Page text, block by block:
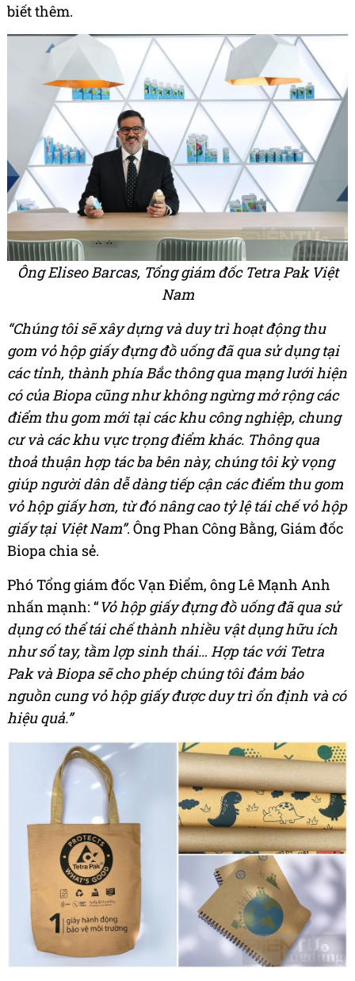
biết thêm.
Ông Eliseo Barcas, Tổng giám đốc Tetra Pak Việt
Nam
“Chúng tôi sẽ xây dựng và duy trì hoạt động thu
gom vỏ hộp giấy đựng đồ uống đã qua sử dụng tại
các tỉnh, thành phía Bắc thông qua mạng lưới hiện
có của Biopa cũng như không ngừng mở rộng các
điểm thu gom mới tại các khu công nghiệp, chung
cư và các khu vực trọng điểm khác. Thông qua
thoả thuận hợp tác ba bên này, chúng tôi kỳ vọng
giúp người dân dễ dàng tiếp cận các điểm thu gom
vỏ hộp giấy hơn, từ đó nâng cao tỷ lệ tái chế vỏ hộp
giấy tại Việt Nam”. Ông Phan Công Bằng, Giám đốc
Biopa chia sẻ.
Phó Tổng giám đốcVạn Điểm, ông Lê Mạnh Anh
nhấn mạnh: “Vỏ hộp giấy đựng đồ uống đã qua sử
dụng có thể tái chế thành nhiều vật dụng hữu ích
như sổ tay, tầm lợp sinh thái… Hợp tác với Tetra
Pak và Biopa sẽ cho phép chúng tôi đảm bảo
nguồn cung vỏ hộp giấy được duy trì ổn định và có
hiệu quả.”